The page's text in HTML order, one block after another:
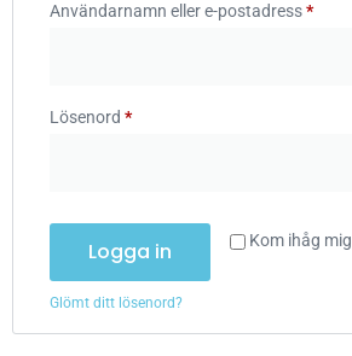
Användarnamn eller e-postadress*
Lösenord *
Kom ihåg mig
Logga in
Glömt ditt lösenord?